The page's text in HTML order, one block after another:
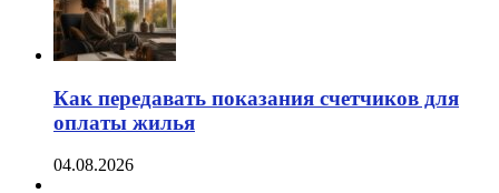
Как передавать показания счетчиков для
оплаты жилья
04.08.2026